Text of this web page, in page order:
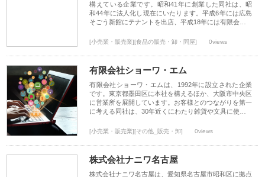
構えている企業です。昭和41年に創業した同社は、昭
和44年に法人化し現在にいたります。平成6年には広島
そごう新館にテナントを出店、平成18年には有限会…
[小売業・販売業][食品の販売・卸・問屋] 0views
有限会社ショーワ・エム
有限会社ショーワ・エムは、1992年に設立された企業
です。東京都墨田区に本社を構えるほか、大阪市中央区
に営業所を展開しています。お客様とのつながりを第一
に考える同社は、30年近くにわたり雑貨や文具に使…
[小売業・販売業][その他_販売・卸] 0views
株式会社ナニワ名古屋
株式会社ナニワ名古屋は、愛知県名古屋市昭和区に拠点